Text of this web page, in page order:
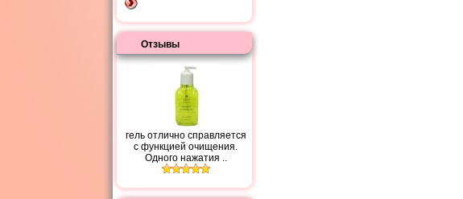
Отзывы
гель отлично справляется
с функцией очищения.
Одного нажатия ..